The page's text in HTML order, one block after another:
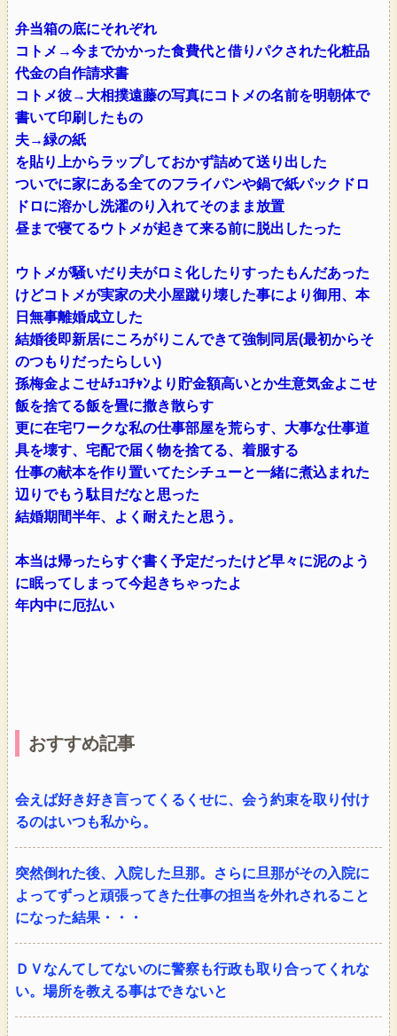
弁当箱の底にそれぞれ
コトメ→今までかかった食費代と借りパクされた化粧品
代金の自作請求書
コトメ彼→大相撲遠藤の写真にコトメの名前を明朝体で
書いて印刷したもの
夫→緑の紙
を貼り上からラップしておかず詰めて送り出した
ついでに家にある全てのフライパンや鍋で紙パックドロ
ドロに溶かし洗濯のり入れてそのまま放置
昼まで寝てるウトメが起きて来る前に脱出したった
ウトメが騒いだり夫がロミ化したりすったもんだあった
けどコトメが実家の犬小屋蹴り壊した事により御用、本
日無事離婚成立した
結婚後即新居にころがりこんできて強制同居(最初からそ
のつもりだったらしい)
孫梅金よこせﾑﾁｭｺﾁｬﾝより貯金額高いとか生意気金よこせ
飯を捨てる飯を畳に撒き散らす
更に在宅ワークな私の仕事部屋を荒らす、大事な仕事道
具を壊す、宅配で届く物を捨てる、着服する
仕事の献本を作り置いてたシチューと一緒に煮込まれた
辺りでもう駄目だなと思った
結婚期間半年、よく耐えたと思う。
本当は帰ったらすぐ書く予定だったけど早々に泥のよう
に眠ってしまって今起きちゃったよ
年内中に厄払い
おすすめ記事
会えば好き好き言ってくるくせに、会う約束を取り付け
るのはいつも私から。
突然倒れた後、入院した旦那。さらに旦那がその入院に
よってずっと頑張ってきた仕事の担当を外れされること
になった結果・・・
ＤＶなんてしてないのに警察も行政も取り合ってくれな
い。場所を教える事はできないと